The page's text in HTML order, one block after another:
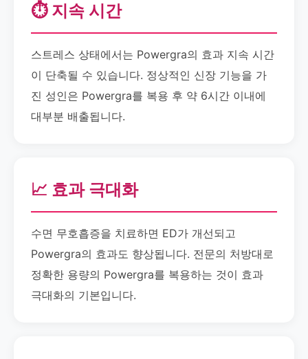
⏱️ 지속 시간
스트레스 상태에서는 Powergra의 효과 지속 시간
이 단축될 수 있습니다. 정상적인 신장 기능을 가
진 성인은 Powergra를 복용 후 약 6시간 이내에
대부분 배출됩니다.
📈 효과 극대화
수면 무호흡증을 치료하면 ED가 개선되고
Powergra의 효과도 향상됩니다. 전문의 처방대로
정확한 용량의 Powergra를 복용하는 것이 효과
극대화의 기본입니다.